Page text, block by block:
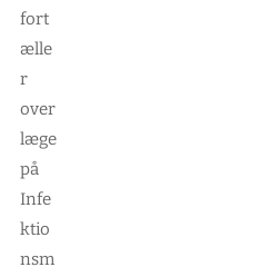
fort
ælle
r
over
læge
på
Infe
ktio
nsm